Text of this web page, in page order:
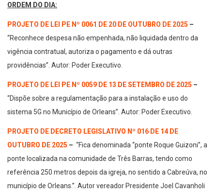
ORDEM DO DIA:
PROJETO DE LEI PE Nº 0061 DE 20 DE OUTUBRO DE 2025 –
“Reconhece despesa não empenhada, não liquidada dentro da
vigência contratual, autoriza o pagamento e dá outras
providências”. Autor: Poder Executivo.
PROJETO DE LEI PE Nº 0059 DE 13 DE SETEMBRO DE 2025 –
“Dispõe sobre a regulamentação para a instalação e uso do
sistema 5G no Município de Orleans”. Autor: Poder Executivo.
PROJETO DE DECRETO LEGISLATIVO Nº 016 DE 14 DE
OUTUBRO DE 2025 – “Fica denominada “ponte Roque Guizoni”, a
ponte localizada na comunidade de Três Barras, tendo como
referência 250 metros depois da igreja, no sentido a Cabreúva, no
município de Orleans.”. Autor vereador Presidente Joel Cavanholi